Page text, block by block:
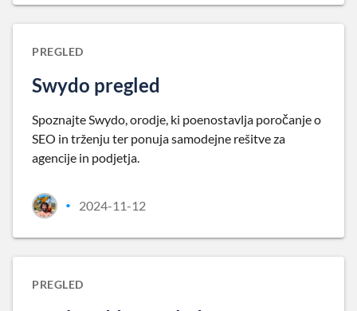
PREGLED
Swydo pregled
Spoznajte Swydo, orodje, ki poenostavlja poročanje o
SEO in trženju ter ponuja samodejne rešitve za
agencije in podjetja.
• 2024-11-12
PREGLED